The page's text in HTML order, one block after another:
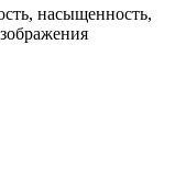
насыщенность,